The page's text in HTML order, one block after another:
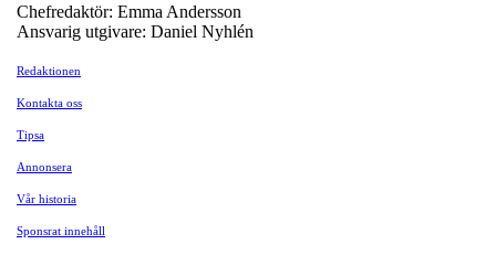
Chefredaktör: Emma Andersson
Ansvarig utgivare: Daniel Nyhlén
Redaktionen
Kontakta oss
Tipsa
Annonsera
Vår historia
Sponsrat innehåll